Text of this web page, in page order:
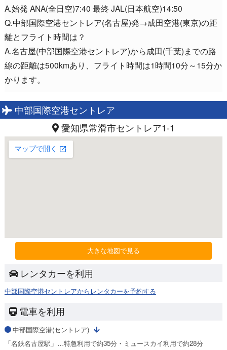
A.始発 ANA(全日空)7:40 最終 JAL(日本航空)14:50
Q.中部国際空港セントレア(名古屋)発→成田空港(東京)の距
離とフライト時間は？
A.名古屋(中部国際空港セントレア)から成田(千葉)までの路
線の距離は500kmあり、フライト時間は1時間10分～15分か
かります。
中部国際空港セントレア
愛知県常滑市セントレア1-1
大きな地図で見る
レンタカーを利用
中部国際空港セントレアからレンタカーを予約する
電車を利用
中部国際空港(セントレア)
「名鉄名古屋駅」…特急利用で約35分・ミュースカイ利用で約28分